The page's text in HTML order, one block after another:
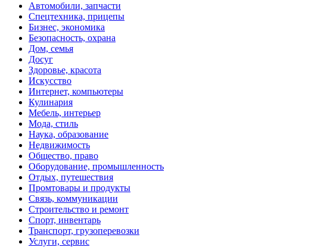
Автомобили, запчасти
Спецтехника, прицепы
Бизнес, экономика
Безопасность, охрана
Дом, семья
Досуг
Здоровье, красота
Искусство
Интернет, компьютеры
Кулинария
Мебель, интерьер
Мода, стиль
Наука, образование
Недвижимость
Общество, право
Оборудование, промышленность
Отдых, путешествия
Промтовары и продукты
Связь, коммуникации
Строительство и ремонт
Cпорт, инвентарь
Транспорт, грузоперевозки
Услуги, сервис